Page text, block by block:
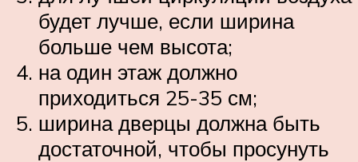
будет лучше, если ширина
больше чем высота;
на один этаж должно
приходиться 25-35 см;
ширина дверцы должна быть
достаточной, чтобы просунуть